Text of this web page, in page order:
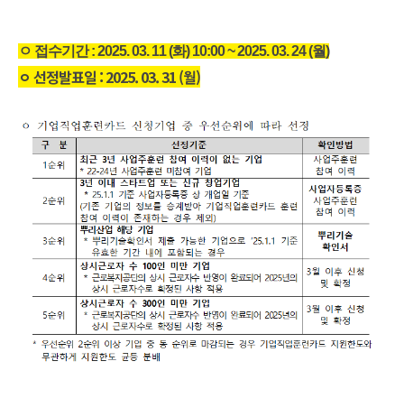
ㅇ ​ 접수기간 : 2025. 03. 11 (화) 10:00 ~ 2025. 03. 24 (월)
ㅇ 선정발표일 : 2025. 03. 31 (월)